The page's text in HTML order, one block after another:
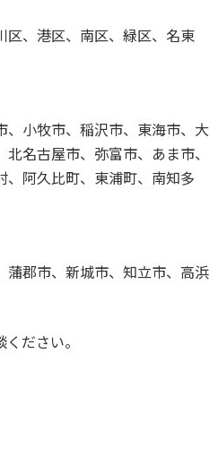
区、港区、南区、緑区、名東
、小牧市、稲沢市、東海市、大
名古屋市、弥富市、あま市、
、阿久比町、東浦町、南知多
蒲郡市、新城市、知立市、高浜
ださい。